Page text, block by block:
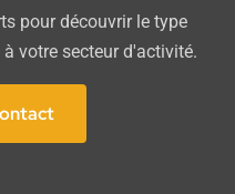
pour découvrir le type
votre secteur d'activité.